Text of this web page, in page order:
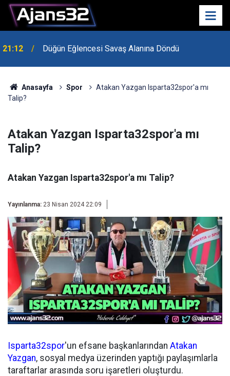
21:12 Düğün Eğlencesi Savaş Alanına Döndü
Anasayfa Spor
Atakan Yazgan Isparta32spor'a mı
Talip?
Atakan Yazgan Isparta32spor'a mı
Talip?
Atakan Yazgan Isparta32spor'a mı Talip?
Yayınlanma: 23 Nisan 2024 22:09
Isparta32spor'un efsane başkanlarından Atakan
Yazgan, sosyal medya üzerinden yaptığı paylaşımlarla
taraftarlar arasında soru işaretleri oluşturdu.